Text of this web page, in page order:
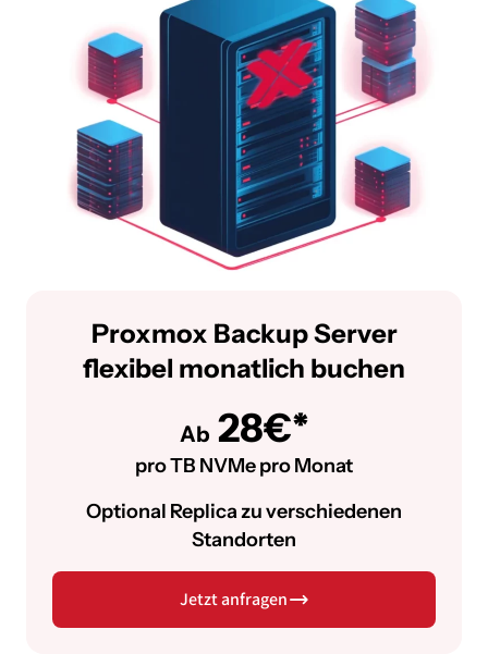
Proxmox Backup Server
flexibel monatlich buchen
Ab 28€*
pro TB NVMe pro Monat
Optional Replica zu verschiedenen
Standorten
Jetzt anfragen